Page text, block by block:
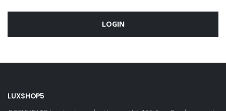
LOGIN
LUXSHOP5